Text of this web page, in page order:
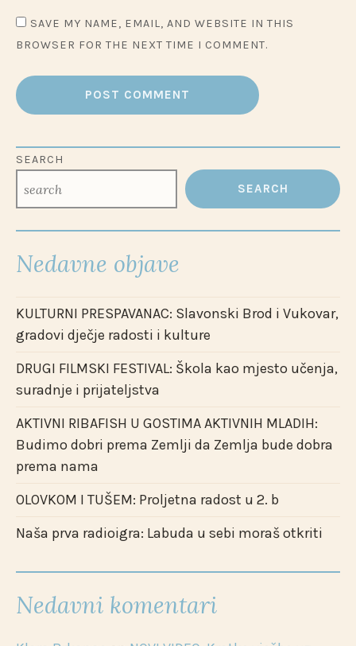
SAVE MY NAME, EMAIL, AND WEBSITE IN THIS
BROWSER FOR THE NEXT TIME I COMMENT.
SEARCH
SEARCH
Nedavne objave
KULTURNI PRESPAVANAC: Slavonski Brod i Vukovar,
gradovi dječje radosti i kulture
DRUGI FILMSKI FESTIVAL: Škola kao mjesto učenja,
suradnje i prijateljstva
AKTIVNI RIBAFISH U GOSTIMA AKTIVNIH MLADIH:
Budimo dobri prema Zemlji da Zemlja bude dobra
prema nama
OLOVKOM I TUŠEM: Proljetna radost u 2. b
Naša prva radioigra: Labuda u sebi moraš otkriti
Nedavni komentari